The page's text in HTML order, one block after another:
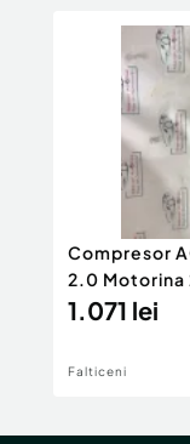
Compresor
2.0 Motorina
1.071 lei
Falticeni